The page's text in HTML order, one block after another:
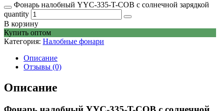
Фонарь налобный YYC-335-T-COB с солнечной зарядкой
quantity
В корзину
Купить оптом
Категория: Налобные фонари
Описание
Отзывы (0)
Описание